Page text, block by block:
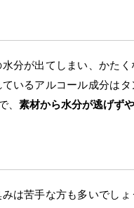
分が出てしまい、かた
いるアルコール成分は
、 素材から水分が逃げず
は苦手な方も多いでし